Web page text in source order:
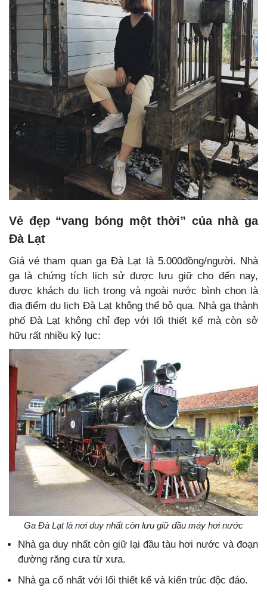
Vẻ đẹp “vang bóng một thời” của nhà ga
Đà Lạt
Giá vé tham quan ga Đà Lạt là 5.000đồng/người. Nhà
ga là chứng tích lịch sử được lưu giữ cho đến nay,
được khách du lịch trong và ngoài nước bình chọn là
địa điểm du lịch Đà Lạt không thể bỏ qua. Nhà ga thành
phố Đà Lạt không chỉ đẹp với lối thiết kế mà còn sở
hữu rất nhiều kỷ lục:
Ga Đà Lạt là nơi duy nhất còn lưu giữ đầu máy hơi nước
Nhà ga duy nhất còn giữ lại đầu tàu hơi nước và đoạn
đường răng cưa từ xưa.
Nhà ga cổ nhất với lối thiết kế và kiến trúc độc đáo.